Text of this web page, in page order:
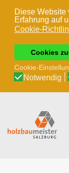
Diese Website
Erfahrung auf
Cookie-
Cookies
Cookie-
Notwendig
Zum